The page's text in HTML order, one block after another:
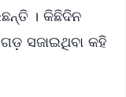
। କିଛିଦିନ
ସଜାଇଥିବା କହି